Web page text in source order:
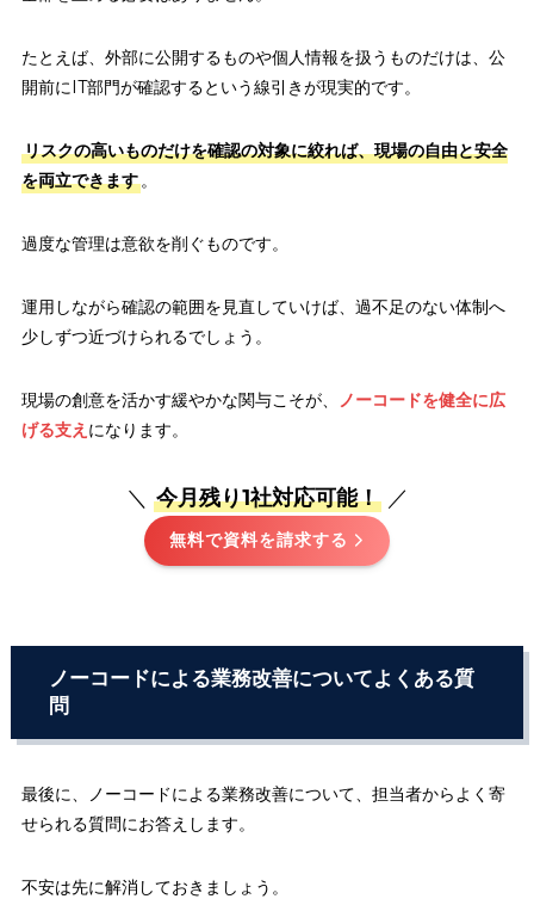
たとえば、外部に公開するものや個人情報を扱うものだけは、公
開前にIT部門が確認するという線引きが現実的です。
リスクの高いものだけを確認の対象に絞れば、現場の自由と安全
を両立できます。
過度な管理は意欲を削ぐものです。
運用しながら確認の範囲を見直していけば、過不足のない体制へ
少しずつ近づけられるでしょう。
現場の創意を活かす緩やかな関与こそが、
ノーコードを健全に広
げる支え になります。
＼ 今月残り1社対応可能！／
無料で資料を請求する
ノーコードによる業務改善についてよくある質
問
最後に、ノーコードによる業務改善について、担当者からよく寄
せられる質問にお答えします。
不安は先に解消しておきましょう。